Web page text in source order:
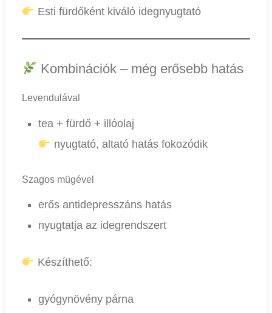
Esti fürdőként kiváló idegnyugtató
Kombinációk – még erősebb hatás
Levendulával
tea + fürdő + illóolaj
nyugtató, altató hatás fokozódik
Szagos mügével
erős antidepresszáns hatás
nyugtatja az idegrendszert
Készíthető:
gyógynövény párna